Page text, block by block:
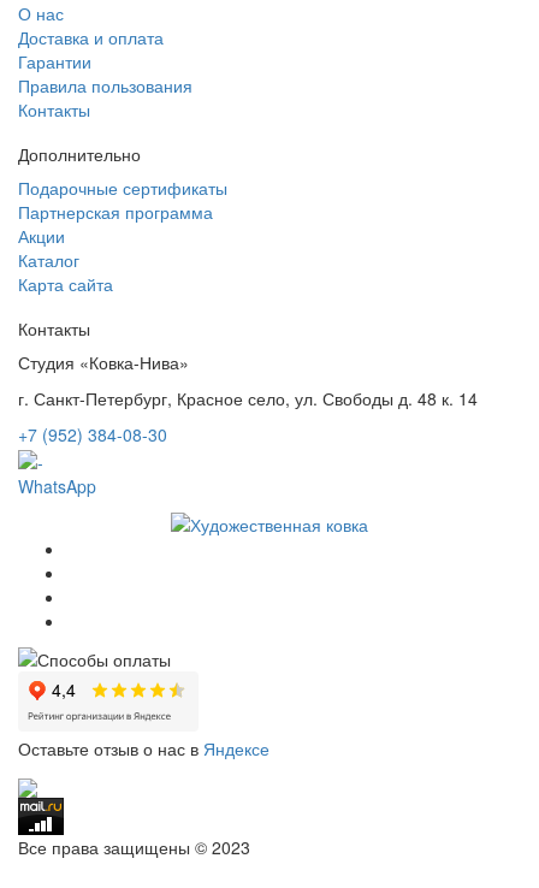
О нас
Доставка и оплата
Гарантии
Правила пользования
Контакты
Дополнительно
Подарочные сертификаты
Партнерская программа
Акции
Каталог
Карта сайта
Контакты
Студия «Ковка-Нива»
г. Санкт-Петербург, Красное село, ул. Свободы д. 48 к. 14
+7 (952) 384-08-30
WhatsApp
Оставьте отзыв о нас в Яндексе
Все права защищены © 2023